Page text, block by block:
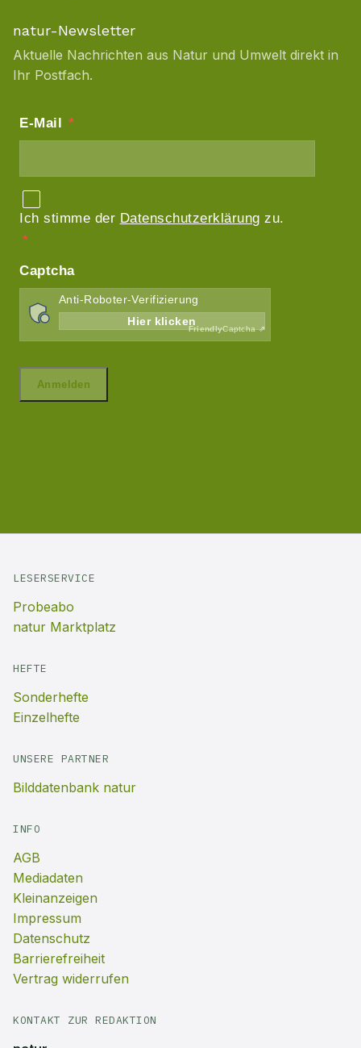
natur-Newsletter
Aktuelle Nachrichten aus Natur und Umwelt direkt in
Ihr Postfach.
LESERSERVICE
Probeabo
natur Marktplatz
HEFTE
Sonderhefte
Einzelhefte
UNSERE PARTNER
Bilddatenbank natur
INFO
AGB
Mediadaten
Kleinanzeigen
Impressum
Datenschutz
Barrierefreiheit
Vertrag widerrufen
KONTAKT ZUR REDAKTION